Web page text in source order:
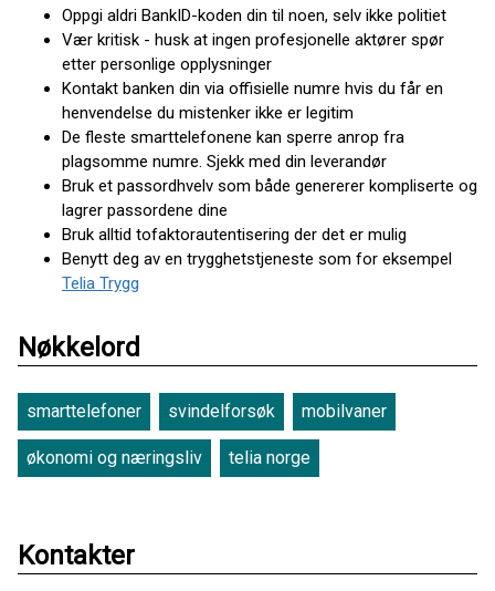
Oppgi aldri BankID-koden din til noen, selv ikke politiet
Vær kritisk - husk at ingen profesjonelle aktører spør
etter personlige opplysninger
Kontakt banken din via offisielle numre hvis du får en
henvendelse du mistenker ikke er legitim
De fleste smarttelefonene kan sperre anrop fra
plagsomme numre. Sjekk med din leverandør
Bruk et passordhvelv som både genererer kompliserte og
lagrer passordene dine
Bruk alltid tofaktorautentisering der det er mulig
Benytt deg av en trygghetstjeneste som for eksempel
Telia Trygg
Nøkkelord
smarttelefoner svindelforsøk mobilvaner
økonomi og næringsliv telia norge
Kontakter